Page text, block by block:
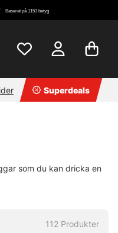
Baserat på 1153 betyg
Superdeals
som du kan dricka en
112 Produkter